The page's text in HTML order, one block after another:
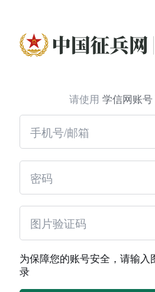
请使用 学信网账号
为保障您的账号安全，请输入
录